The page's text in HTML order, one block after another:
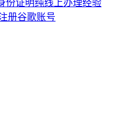
份证明纯线上办理经验
册谷歌账号